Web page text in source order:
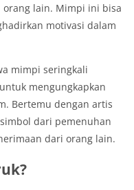
orang lain. Mimpi ini bisa
motivasi dalam
mimpi seringkali
mengungkapkan
Bertemu dengan artis
dari pemenuhan
dari orang lain.